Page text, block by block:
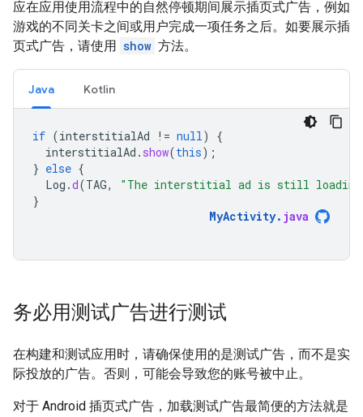
应在应用使用流程中的自然停顿期间展示插页式广告，例如
游戏的不同关卡之间或用户完成一项任务之后。如要展示插
页式广告，请使用 show 方法。
Java Kotlin
if (interstitialAd != null)
{
interstitialAd . show(this);
} else {
Log .d(TAG,
"The interstitial ad is still
}
MyActivity. java
务必用测试广告进行测试
在构建和测试应用时，请确保使用的是测试广告，而不是实
际投放的广告。否则，可能会导致您的账号被中止。
对于 Android 插页式广告，加载测试广告最简便的方法就是